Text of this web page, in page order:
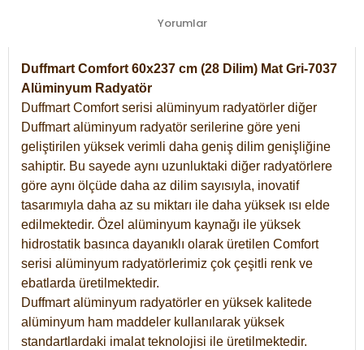
Yorumlar
Duffmart Comfort 60x237 cm (28 Dilim) Mat Gri-7037
Alüminyum Radyatör
Duffmart Comfort serisi alüminyum radyatörler diğer
Duffmart alüminyum radyatör serilerine göre yeni
geliştirilen yüksek verimli daha geniş dilim genişliğine
sahiptir. Bu sayede aynı uzunluktaki diğer radyatörlere
göre aynı ölçüde daha az dilim sayısıyla, inovatif
tasarımıyla daha az su miktarı ile daha yüksek ısı elde
edilmektedir. Özel alüminyum kaynağı ile yüksek
hidrostatik basınca dayanıklı olarak üretilen Comfort
serisi alüminyum radyatörlerimiz çok çeşitli renk ve
ebatlarda üretilmektedir.
Duffmart alüminyum radyatörler en yüksek kalitede
alüminyum ham maddeler kullanılarak yüksek
standartlardaki imalat teknolojisi ile üretilmektedir.